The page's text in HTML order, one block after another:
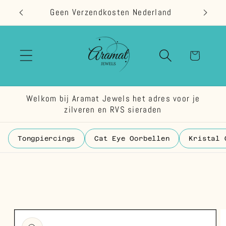
naar de
content
Geen Verzendkosten Nederland
Welkom bij Aramat Jewels het adres voor je
zilveren en RVS sieraden
Tongpiercings Cat Eye Oorbellen Kristal
direct naar